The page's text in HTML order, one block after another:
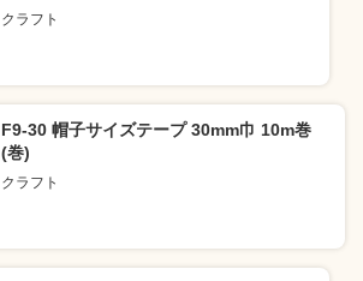
クラフト
F9-30 帽子サイズテープ 30mm巾 10m巻
(巻)
クラフト